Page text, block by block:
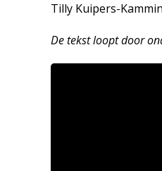
Tilly Kuipers-
De tekst loopt door